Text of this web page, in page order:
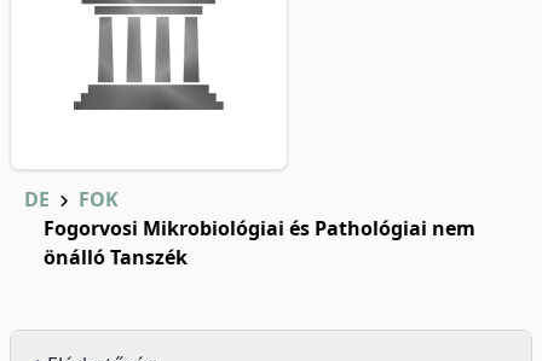
DE
FOK
Fogorvosi Mikrobiológiai és Pathológiai nem
önálló Tanszék